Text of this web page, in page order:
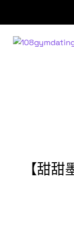
【甜